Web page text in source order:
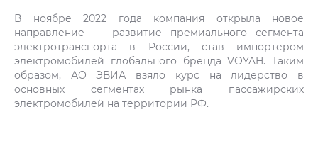
В ноябре 2022 года компания открыла новое
направление — развитие премиального сегмента
электротранспорта в России, став импортером
электромобилей глобального бренда VOYAH. Таким
образом, АО ЭВИА взяло курс на лидерство в
основных сегментах рынка пассажирских
электромобилей на территории РФ.